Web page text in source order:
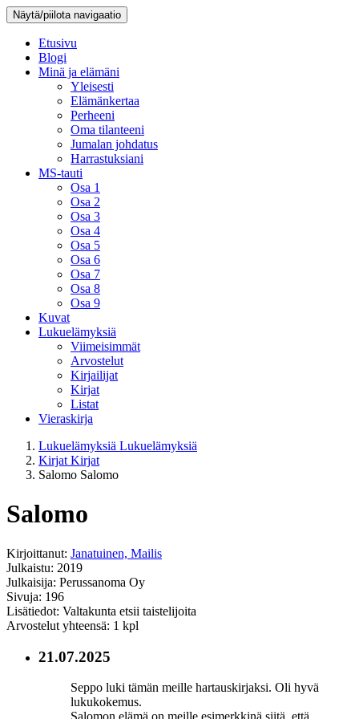
Näytä/piilota navigaatio
Etusivu
Blogi
Minä ja elämäni
Yleisesti
Elämänkertaa
Perheeni
Oma tilanteeni
Jumalan johdatus
Harrastuksiani
MS-tauti
Osa 1
Osa 2
Osa 3
Osa 4
Osa 5
Osa 6
Osa 7
Osa 8
Osa 9
Kuvat
Lukuelämyksiä
Viimeisimmät
Arvostelut
Kirjailijat
Kirjat
Listat
Vieraskirja
Lukuelämyksiä Lukuelämyksiä
Kirjat Kirjat
Salomo Salomo
Salomo
Kirjoittanut: Janatuinen, Mailis
Julkaistu: 2019
Julkaisija: Perussanoma Oy
Sivuja: 196
Lisätiedot: Valtakunta etsii taistelijoita
Arvostelut yhteensä: 1 kpl
21.07.2025
Seppo luki tämän meille hartauskirjaksi. Oli hyvä
lukukokemus.